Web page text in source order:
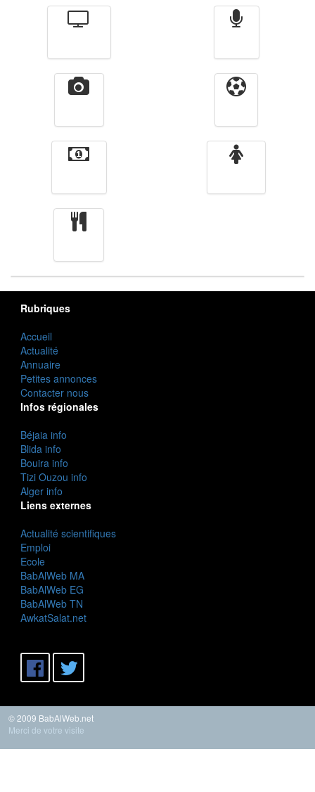
Rubriques
Accueil
Actualité
Annuaire
Petites annonces
Contacter nous
Infos régionales
Béjaia info
Blida info
Bouira info
Tizi Ouzou info
Alger info
Liens externes
Actualité scientifiques
Emploi
Ecole
BabAlWeb MA
BabAlWeb EG
BabAlWeb TN
AwkatSalat.net
© 2009 BabAlWeb.net
Merci de votre visite